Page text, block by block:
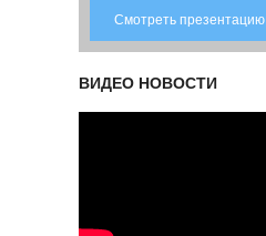
Смотреть презентацию
ВИДЕО НОВОСТИ